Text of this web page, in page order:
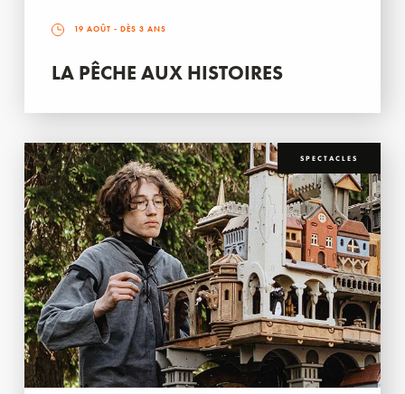
19 AOÛT - DÈS 3 ANS
LA PÊCHE AUX HISTOIRES
SPECTACLES